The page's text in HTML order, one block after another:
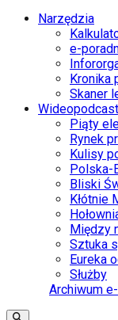
Narzędzia
e-
Kronika
Skaner
Piąty
Rynek
Kulisy
Polska-
Bliski
Kłótnie
Między
Sztuka
Eureka
Służby
Archiwum